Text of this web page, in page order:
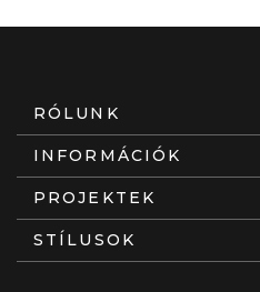
RÓLUNK
INFORMÁCIÓK
PROJEKTEK
STÍLUSOK